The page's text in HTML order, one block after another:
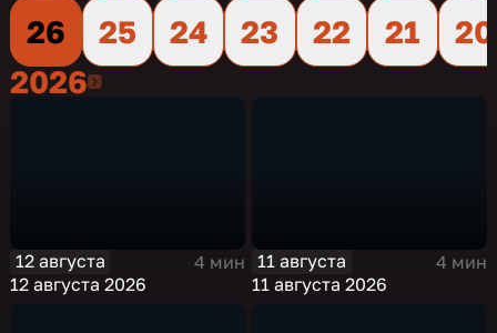
26
25 24 23 22 21
20
20262026
12 августа
4 мин
12 августа 2026
11 августа
4 мин
11 августа 2026